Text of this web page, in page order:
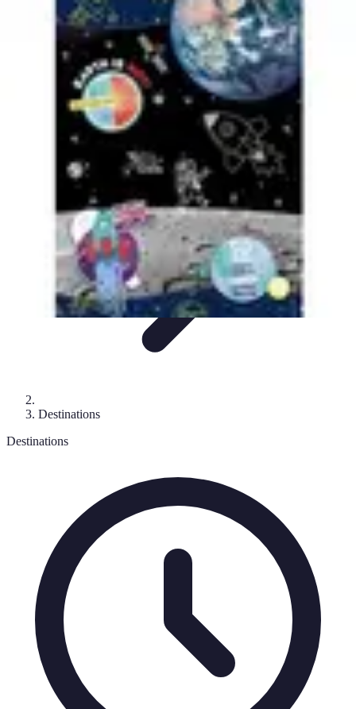
Géographie Explore
ExplorationCartographie et outils
Exploration
Géographique
Géographie PhysiqueÎles et régions
Géographie Explore
Destinations
Destinations